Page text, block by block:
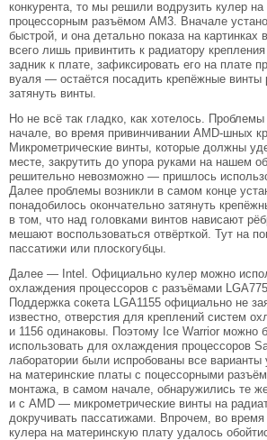
конкурента, то мы решили водрузить кулер
процессорным разъёмом AM3. Вначале
быстрой, и она детально показа на картинках
всего лишь привинтить к радиатору
задник к плате, зафиксировать его на
вуаля — остаётся посадить крепёжные винты
затянуть винты.
Но не всё так гладко, как хотелось.
начале, во время привинчивании AMD-шных
Микрометрические винты, которые должны
месте, закрутить до упора руками на нашем
решительно невозможно — пришлось
Далее проблемы возникли в самом конце
понадобилось окончательно затянуть
в том, что над головками винтов нависают
мешают воспользоваться отвёрткой. Тут на
пассатижи или плоскогубцы.
Далее — Intel. Официально кулер можно
охлаждения процессоров с разъёмами
Поддержка сокета LGA1155 официально не
известно, отверстия для креплений систем
и 1156 одинаковы. Поэтому Ice Warrior можно
использовать для охлаждения процессоров
лаборатории были испробованы все варианты
на материнские платы с поцессорными
монтажа, в самом начале, обнаружились те
и с AMD — микрометрические винты на
докручивать пассатижами. Впрочем, во
кулера на материнскую плату удалось